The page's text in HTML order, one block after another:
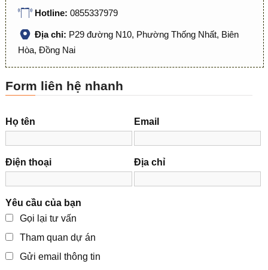
Hotline: 0855337979
Địa chỉ: P29 đường N10, Phường Thống Nhất, Biên
Hòa, Đồng Nai
Form liên hệ nhanh
Họ tên Email
Điện thoại Địa chỉ
Yêu cầu của bạn
Gọi lại tư vấn
Tham quan dự án
Gửi email thông tin